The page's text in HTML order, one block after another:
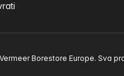
Borestore Europe. Sva